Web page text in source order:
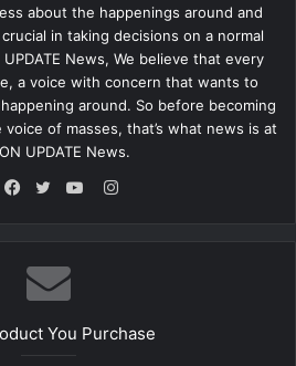
about the happenings around and
in taking decisions on a normal
News, We believe that every
a voice with concern that wants to
around. So before becoming
of masses, that’s what news is at
UPDATE News.
Instagram
You Purchase